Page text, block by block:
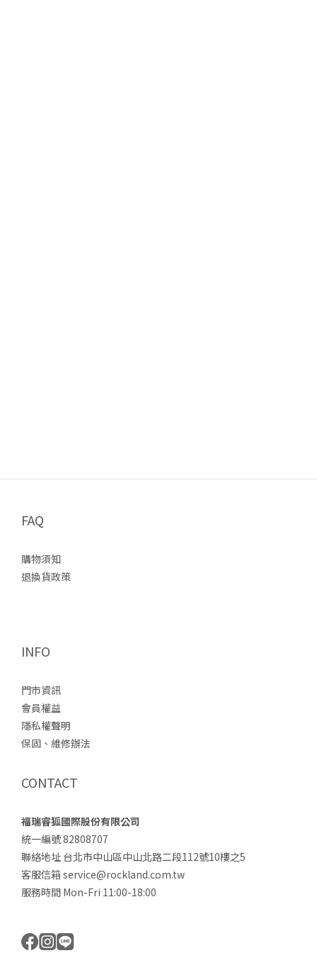
FAQ
購物須知
退換貨政策
INFO
門市資訊
會員權益
隱私權聲明
保固、維修辦法
CONTACT
福瑞睿狐國際股份有限公司
統一編號 82808707
聯絡地址 台北市中山區中山北路二段112號10樓之5
客服信箱 service@rockland.com.tw
服務時間 Mon-Fri 11:00-18:00